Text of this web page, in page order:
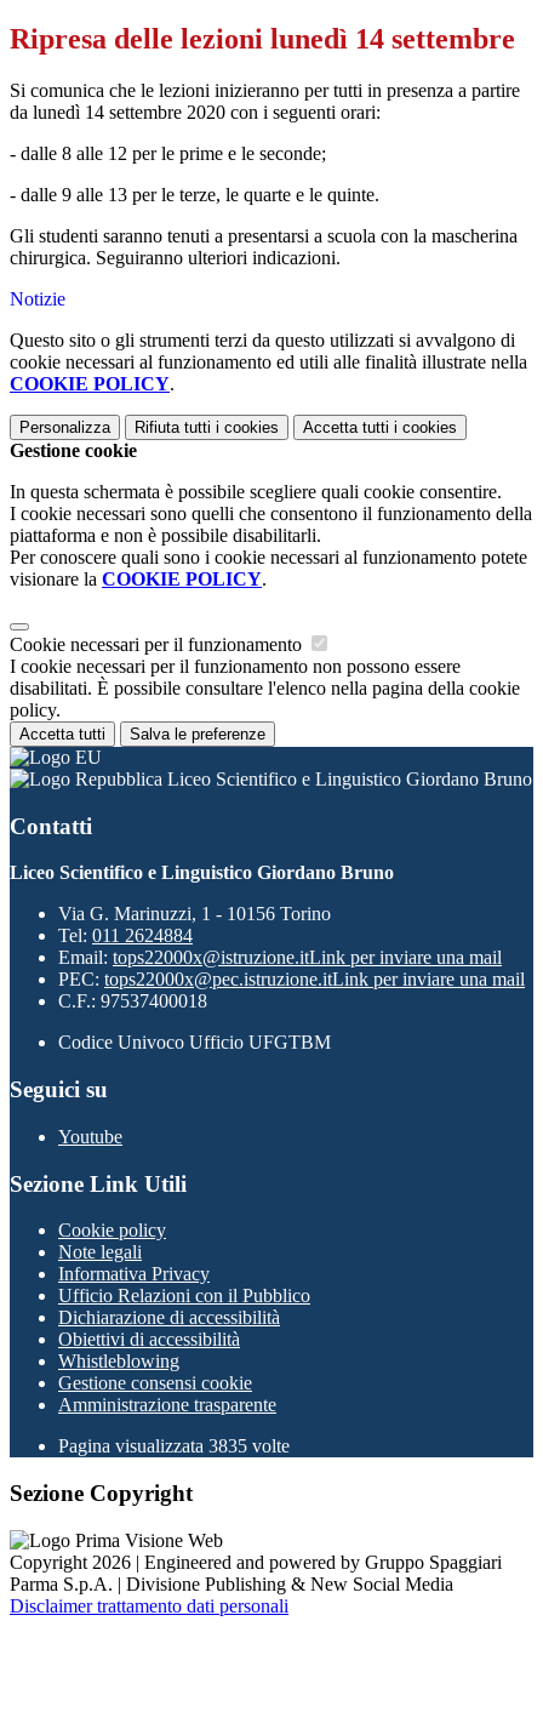
Ripresa delle lezioni lunedì 14 settembre
Si comunica che le lezioni inizieranno per tutti in presenza a partire
da lunedì 14 settembre 2020 con i seguenti orari:
- dalle 8 alle 12 per le prime e le seconde;
- dalle 9 alle 13 per le terze, le quarte e le quinte.
Gli studenti saranno tenuti a presentarsi a scuola con la mascherina
chirurgica. Seguiranno ulteriori indicazioni.
Notizie
Questo sito o gli strumenti terzi da questo utilizzati si avvalgono di
cookie necessari al funzionamento ed utili alle finalità illustrate nella
COOKIE POLICY.
Personalizza Rifiuta tutti i cookies Accetta tutti i cookies
Gestione cookie
In questa schermata è possibile scegliere quali cookie consentire.
I cookie necessari sono quelli che consentono il funzionamento della
piattaforma e non è possibile disabilitarli.
Per conoscere quali sono i cookie necessari al funzionamento potete
visionare la COOKIE POLICY.
Cookie necessari per il funzionamento
I cookie necessari per il funzionamento non possono essere
disabilitati. È possibile consultare l'elenco nella pagina della cookie
policy.
Accetta tutti Salva le preferenze
Liceo Scientifico e Linguistico Giordano Bruno
Contatti
Liceo Scientifico e Linguistico Giordano Bruno
Via G. Marinuzzi, 1 - 10156 Torino
Tel: 011 2624884
Email: tops22000x@istruzione.itLink per inviare una mail
PEC: tops22000x@pec.istruzione.itLink per inviare una mail
C.F.: 97537400018
Codice Univoco Ufficio UFGTBM
Seguici su
Youtube
Sezione Link Utili
Cookie policy
Note legali
Informativa Privacy
Ufficio Relazioni con il Pubblico
Dichiarazione di accessibilità
Obiettivi di accessibilità
Whistleblowing
Gestione consensi cookie
Amministrazione trasparente
Pagina visualizzata 3835 volte
Sezione Copyright
Copyright 2026 | Engineered and powered by Gruppo Spaggiari
Parma S.p.A. | Divisione Publishing & New Social Media
Disclaimer trattamento dati personali